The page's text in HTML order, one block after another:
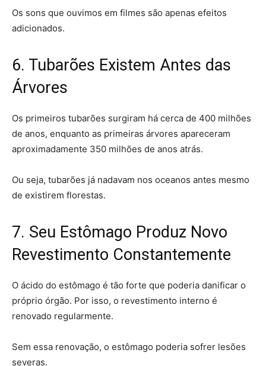
Os sons que ouvimos em filmes são apenas efeitos
adicionados.
6. Tubarões Existem Antes das
Árvores
Os primeiros tubarões surgiram há cerca de 400 milhões
de anos, enquanto as primeiras árvores apareceram
aproximadamente 350 milhões de anos atrás.
Ou seja, tubarões já nadavam nos oceanos antes mesmo
de existirem florestas.
7. Seu Estômago Produz Novo
Revestimento Constantemente
O ácido do estômago é tão forte que poderia danificar o
próprio órgão. Por isso, o revestimento interno é
renovado regularmente.
Sem essa renovação, o estômago poderia sofrer lesões
severas.